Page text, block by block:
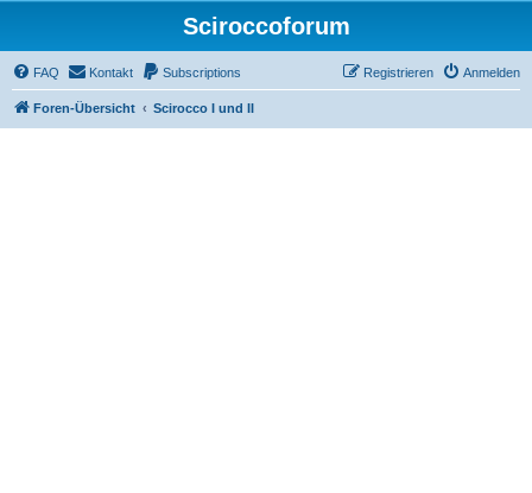
Sciroccoforum
FAQ Kontakt Subscriptions Anmelden
Registrieren
Foren-Übersicht Scirocco I und II